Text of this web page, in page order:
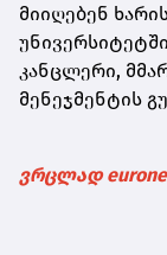
მიიღებენ
კანცლერი,
მენეჯმენტის
ვრცლად